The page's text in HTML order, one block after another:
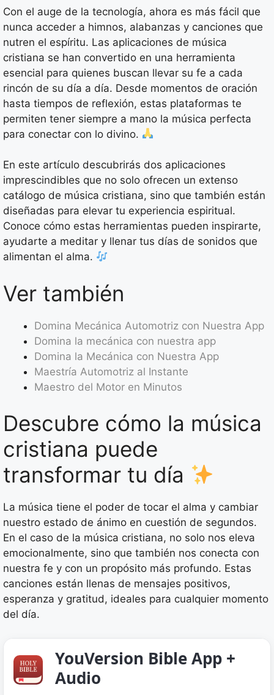
Con el auge de la tecnología, ahora es más fácil que
nunca acceder a himnos, alabanzas y canciones que
nutren el espíritu. Las aplicaciones de música
cristiana se han convertido en una herramienta
esencial para quienes buscan llevar su fe a cada
rincón de su día a día. Desde momentos de oración
hasta tiempos de reflexión, estas plataformas te
permiten tener siempre a mano la música perfecta
para conectar con lo divino.
En este artículo descubrirás dos aplicaciones
imprescindibles que no solo ofrecen un extenso
catálogo de música cristiana, sino que también están
diseñadas para elevar tu experiencia espiritual.
Conoce cómo estas herramientas pueden inspirarte,
ayudarte a meditar y llenar tus días de sonidos que
alimentan el alma.
Ver también
Domina Mecánica Automotriz con Nuestra App
Domina la mecánica con nuestra app
Domina la Mecánica con Nuestra App
Maestría Automotriz al Instante
Maestro del Motor en Minutos
Descubre cómo la música
cristiana puede
transformar tu día
La música tiene el poder de tocar el alma y cambiar
nuestro estado de ánimo en cuestión de segundos.
En el caso de la música cristiana, no solo nos eleva
emocionalmente, sino que también nos conecta con
nuestra fe y con un propósito más profundo. Estas
canciones están llenas de mensajes positivos,
esperanza y gratitud, ideales para cualquier momento
del día.
YouVersion Bible App +
Audio